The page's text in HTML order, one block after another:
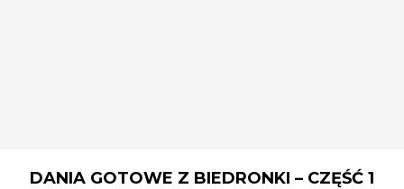
DANIA GOTOWE Z BIEDRONKI – CZĘŚĆ 1